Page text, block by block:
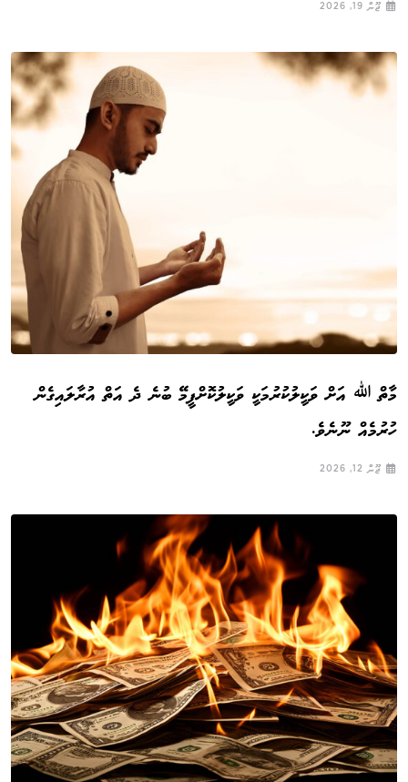
ޖޫން 19, 2026
މާތް ﷲ އަށް ވަކީލުކުރުމަކީ ވަކީލުކޮށްފީމޭ ބުނެ ދެ އަތް އުރާލައިގެން
ހުރުމެއް ނޫނެވެ.
ޖޫން 12, 2026